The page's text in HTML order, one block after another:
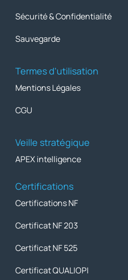
Sécurité & Confidentialité
Sauvegarde
Termes d'utilisation
Mentions Légales
CGU
Veille stratégique
APEX intelligence
Certifications
Certifications NF
Certificat NF 203
Certificat NF 525
Certificat QUALIOPI